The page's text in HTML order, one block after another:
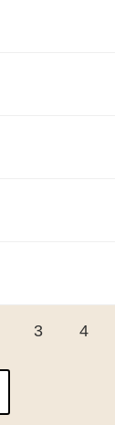
3 4